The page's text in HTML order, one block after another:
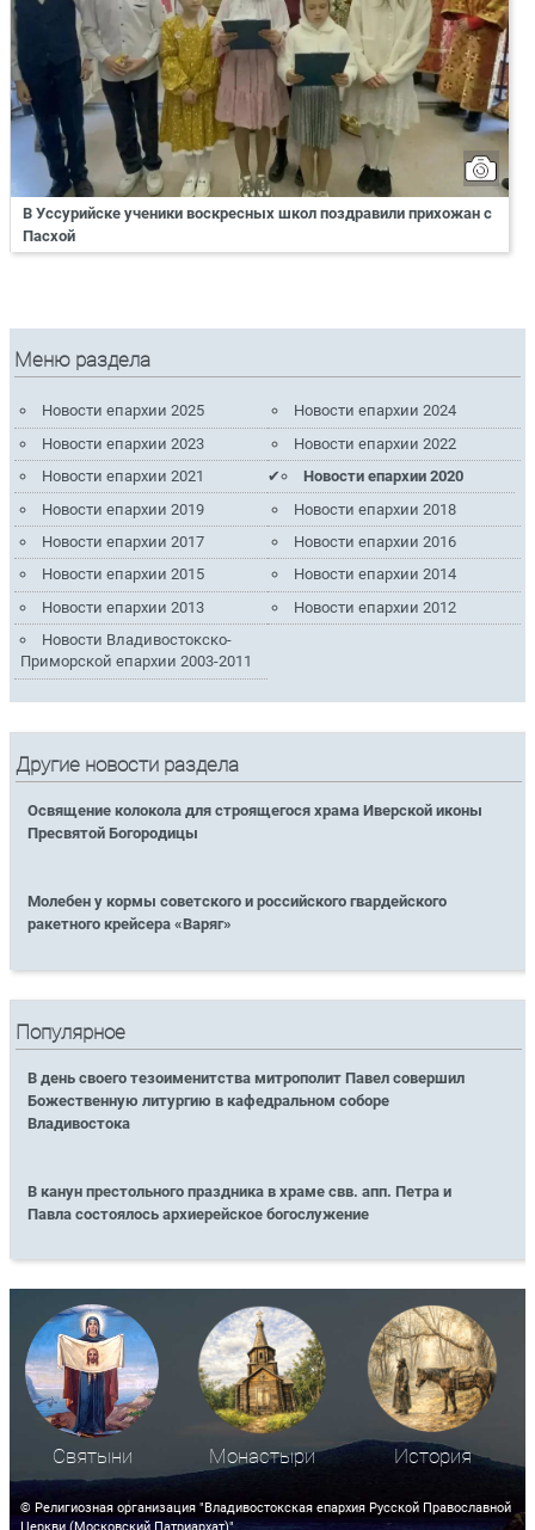
В Уссурийске ученики воскресных школ поздравили прихожан с
Пасхой
Меню раздела
Новости епархии 2025
Новости епархии 2024
Новости епархии 2023
Новости епархии 2022
Новости епархии 2021
Новости епархии 2020
Новости епархии 2019
Новости епархии 2018
Новости епархии 2017
Новости епархии 2016
Новости епархии 2015
Новости епархии 2014
Новости епархии 2013
Новости епархии 2012
Новости Владивостокско-
Приморской епархии 2003-2011
Другие новости раздела
Освящение колокола для строящегося храма Иверской иконы
Пресвятой Богородицы
Молебен у кормы советского и российского гвардейского
ракетного крейсера «Варяг»
Популярное
В день своего тезоименитства митрополит Павел совершил
Божественную литургию в кафедральном соборе
Владивостока
В канун престольного праздника в храме свв. апп. Петра и
Павла состоялось архиерейское богослужение
Святыни Монастыри История
© Религиозная организация "Владивостокская епархия Русской Православной
Церкви (Московский Патриархат)"